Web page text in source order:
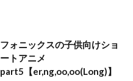
フォニックスの子供向けショ
ートアニメ
part5【er,ng,oo,oo(Long)】